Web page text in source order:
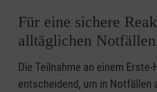
Für eine sichere
alltäglichen Notfällen
Die Teilnahme an einem
entscheidend, um in Notfällen